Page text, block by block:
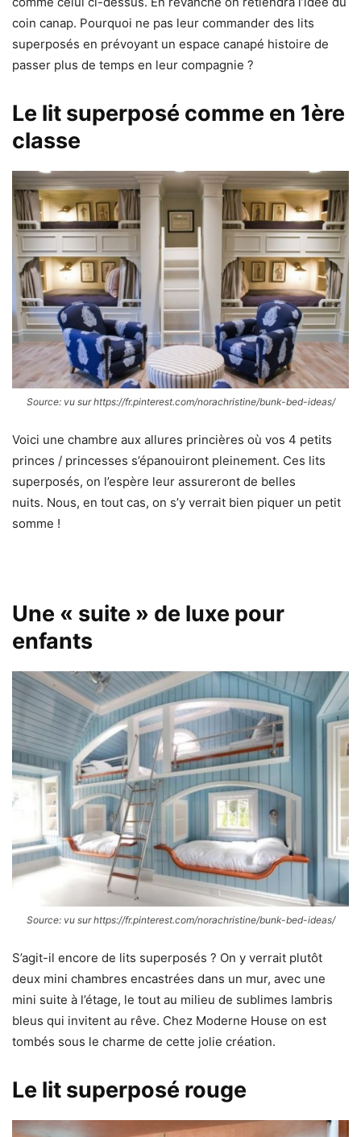
coin canap. Pourquoi ne pas leur commander des lits
superposés en prévoyant un espace canapé histoire de
passer plus de temps en leur compagnie ?
Le lit superposé comme en 1ère
classe
Source: vu sur https://fr.pinterest.com/norachristine/bunk-bed-ideas/
Voici une chambre aux allures princières où vos 4 petits
princes / princesses s’épanouiront pleinement. Ces lits
superposés, on l’espère leur assureront de belles
nuits. Nous, en tout cas, on s’y verrait bien piquer un petit
somme !
Une « suite » de luxe pour
enfants
Source: vu sur https://fr.pinterest.com/norachristine/bunk-bed-ideas/
S’agit-il encore de lits superposés ? On y verrait plutôt
deux mini chambres encastrées dans un mur, avec une
mini suite à l’étage, le tout au milieu de sublimes lambris
bleus qui invitent au rêve. Chez Moderne House on est
tombés sous le charme de cette jolie création.
Le lit superposé rouge